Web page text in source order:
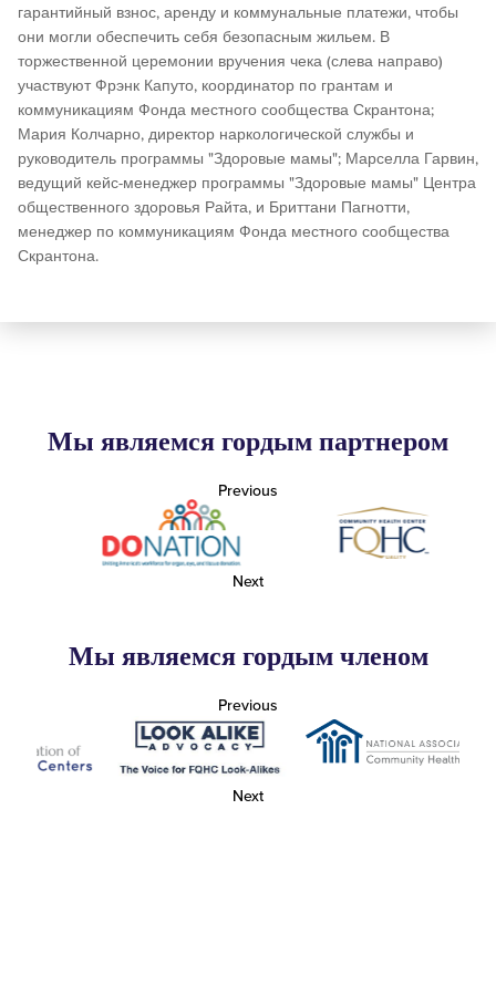
гарантийный взнос, аренду и коммунальные платежи, чтобы
они могли обеспечить себя безопасным жильем. В
торжественной церемонии вручения чека (слева направо)
участвуют Фрэнк Капуто, координатор по грантам и
коммуникациям Фонда местного сообщества Скрантона;
Мария Колчарно, директор наркологической службы и
руководитель программы "Здоровые мамы"; Марселла Гарвин,
ведущий кейс-менеджер программы "Здоровые мамы" Центра
общественного здоровья Райта, и Бриттани Пагнотти,
менеджер по коммуникациям Фонда местного сообщества
Скрантона.
Мы являемся гордым партнером
Previous
Next
Мы являемся гордым членом
Previous
Next